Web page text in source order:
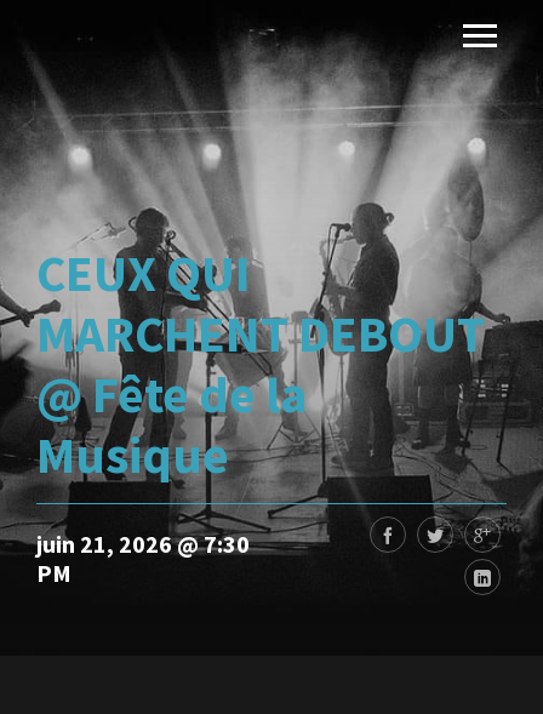
CEUX QUI
MARCHENT DEBOUT
@ Fête de la
Musique
juin 21, 2026 @ 7:30
PM